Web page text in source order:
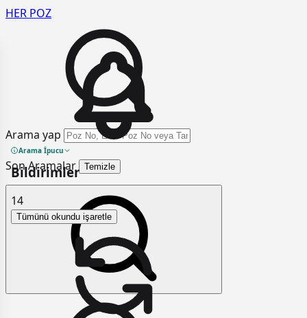
HER POZ
Arama yap
Arama İpucu
Son Aramalar Temizle
Bildirimler
14
Tümünü okundu işaretle